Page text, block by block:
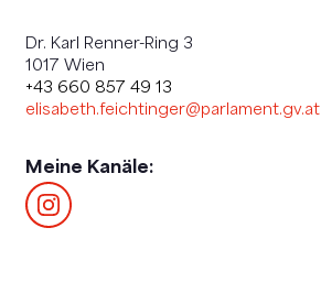
Dr. Karl Renner-Ring 3
1017 Wien
+43 660 857 49 13
elisabeth.feichtinger@parlament.gv.at
Meine Kanäle: